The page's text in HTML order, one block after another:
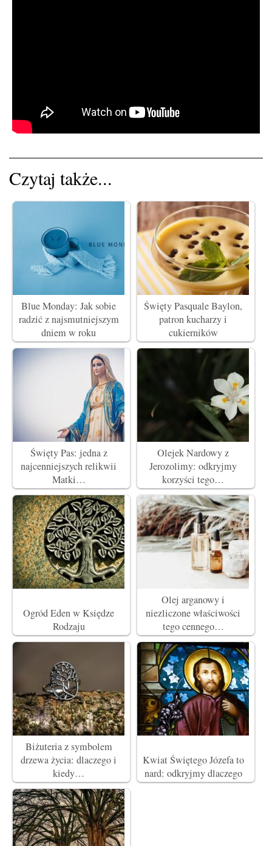
Czytaj także...
Blue Monday: Jak sobie
radzić z najsmutniejszym
dniem w roku
Święty Pasquale Baylon,
patron kucharzy i
cukierników
Święty Pas: jedna z
najcenniejszych relikwii
Matki…
Olejek Nardowy z
Jerozolimy: odkryjmy
korzyści tego…
Ogród Eden w Księdze
Rodzaju
Olej arganowy i
niezliczone właściwości
tego cennego…
Biżuteria z symbolem
drzewa życia: dlaczego i
kiedy…
Kwiat Świętego Józefa to
nard: odkryjmy dlaczego